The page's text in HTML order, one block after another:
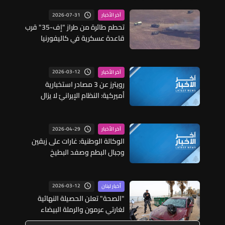
آخر الأخبار 2026-07-31
تحطم طائرة من طراز "إف-35" قرب
قاعدة عسكرية في كاليفورنيا
آخر الأخبار 2026-03-12
رويترز عن 3 مصادر استخبارية
أميركية: النظام الإيرانيّ لا يزال
آخر الأخبار 2026-04-29
الوكالة الوطنية: غارات على زبقين
وجبال البطم وصفد البطيخ
أخبار لبنان 2026-03-12
"الصحة" تعلن الحصيلة النهائية
لغارتي عرمون والرملة البيضاء